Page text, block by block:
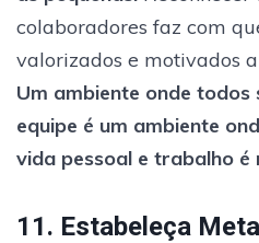
colaboradores faz com
valorizados e motivados
Um ambiente onde
equipe é um ambiente
vida pessoal e trabalho é
11. Estabeleça